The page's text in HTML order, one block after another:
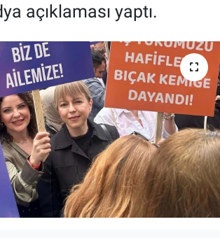
açıklaması yaptı.
Haberleri